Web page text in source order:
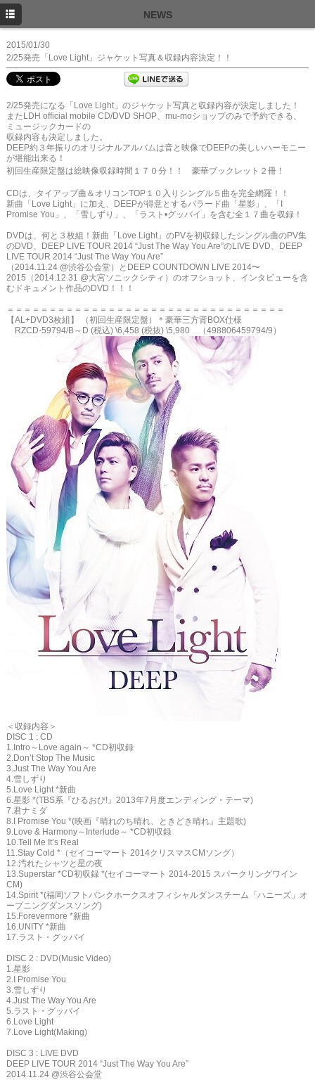
NEWS
2015/01/30
2/25発売「Love Light」ジャケット写真＆収録内容決定！！
2/25発売になる「Love Light」のジャケット写真と収録内容が決定しました！
またLDH official mobile CD/DVD SHOP、mu-moショップのみで予約できる、
ミュージックカードの
収録内容も決定しました。
DEEP約３年振りのオリジナルアルバムは音と映像でDEEPの美しいハーモニー
が堪能出来る！
初回生産限定盤は総映像収録時間１７０分！！ 豪華ブックレット２冊！
CDは、タイアップ曲＆オリコンTOP１０入りシングル５曲を完全網羅！！
新曲「Love Light」に加え、DEEPが得意とするバラード曲「星影」、
「I
Promise You」、「雪しずり」、「ラスト•グッバイ」を含む全１７曲を収録！
DVDは、何と３枚組！新曲「Love Light」のPVを初収録したシングル曲のPV集
のDVD、D EEP LIVE TOUR 2014 “Just The Way You Are”のLIVE DVD、DEEP
LIVE TOUR 2014 “Just The Way You Are”
（2014.11.24 @渋谷公会堂）とDEEP COUNTDOWN LIVE 2014〜
2015（2014.12.31 @大宮ソニックシティ）のオフショット、 インタビューを含
むドキュメント作品のDVD！！！
＝＝＝＝＝＝＝＝＝＝＝＝＝＝＝＝＝＝＝＝＝＝＝＝＝＝＝＝＝＝＝＝＝
【AL+DVD3枚組】 （初回生産限定盤）＊豪華三方背BOX仕様
RZCD-59794/B～D (税込) \6,458 (税抜) \5,980 （498806459794/9）
＜収録内容＞
DISC 1 : CD
1.Intro～Love again～ *CD初収録
2.Don’t Stop The Music
3.Just The Way You Are
4.雪しずり
5.Love Light *新曲
6.星影 *(TBS系『ひるおび!』2013年7月度エンディング・テーマ)
7.君ナミダ
8.I Promise You *(映画『晴れのち晴れ、ときどき晴れ』主題歌)
9.Love & Harmony～Interlude～ *CD初収録
10.Tell Me It’s Real
11.Stay Cold *（セイコーマート 2014クリスマスCMソング）
12.汚れたシャツと星の夜
13.Superstar *CD初収録 *(セイコーマート 2014-2015 スパークリングワイン
CM)
14.Spirit *(福岡ソフトバンクホークスオフィシャルダンスチーム「ハニーズ」オ
ープニングダンスソング)
15.Forevermore *新曲
16.UNITY *新曲
17.ラスト・グッバイ
DISC 2 : DVD(Music Video)
1.星影
2.I Promise You
3.雪しずり
4.Just The Way You Are
5.ラスト・グッバイ
6.Love Light
7.Love Light(Making)
DISC 3 : LIVE DVD
DEEP LIVE TOUR 2014 “Just The Way You Are”
2014.11.24 @渋谷公会堂
NEWS
SCHEDULE
DISCOGRAPHY
FANCLUB